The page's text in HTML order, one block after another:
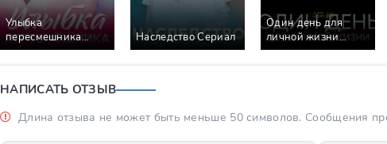
Улыбка
пересмешника
Сериал
Наследство Сериал
Один день для
личной жизни
Сериал
НАПИСАТЬ ОТЗЫВ
Длина отзыва не может быть меньше 50 символов. Сообщения